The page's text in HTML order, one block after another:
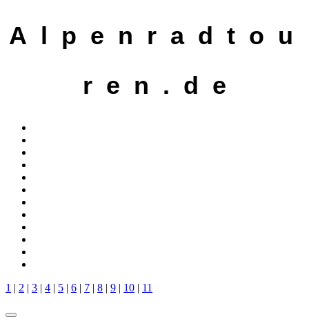
A l p e n r a d t o u
r e n . d e
1 | 2 | 3 | 4 | 5 | 6 | 7 | 8 | 9 | 10 | 11